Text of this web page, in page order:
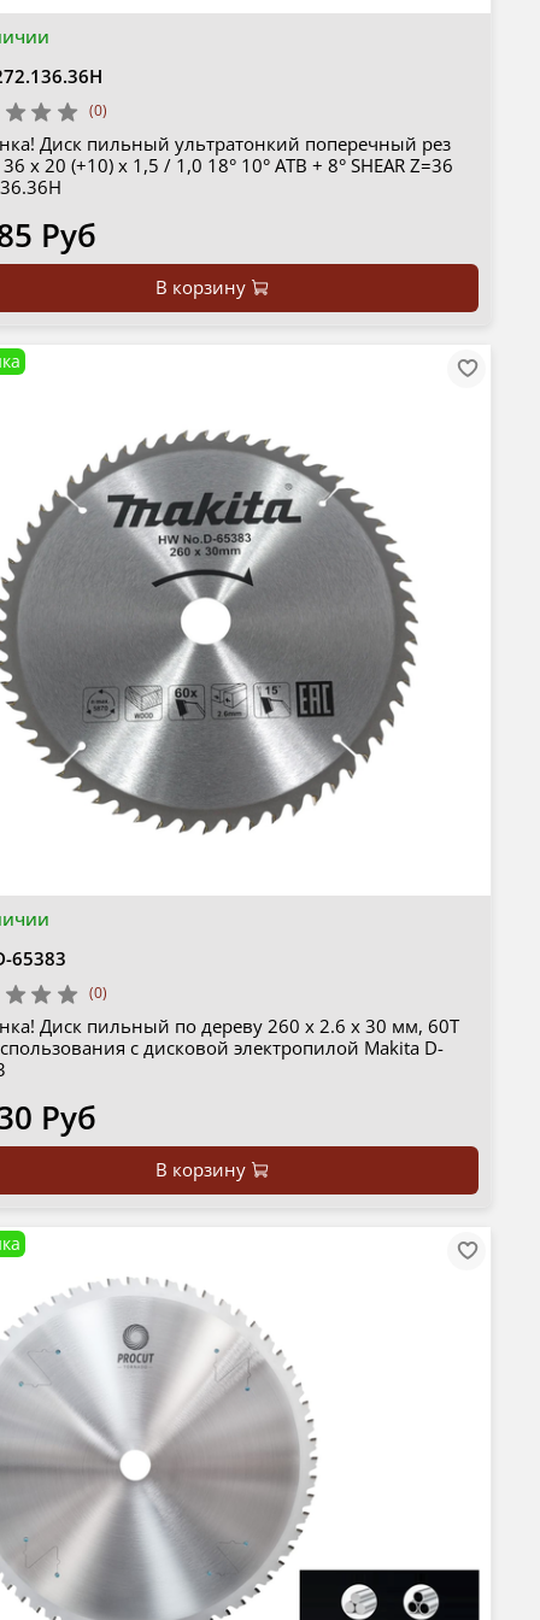
(0)
Диск пильный ультратонкий поперечный рез
x 20 (+10) x 1,5 / 1,0 18° 10° ATB + 8° SHEAR Z=36
Руб
В корзину
65383
(0)
Диск пильный по дереву 260 x 2.6 x 30 мм, 60T
с дисковой электропилой Makita D-
Руб
В корзину